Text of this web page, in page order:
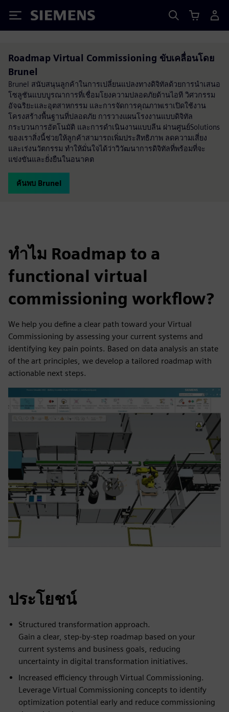
Siemens
Roadmap Virtual Commissioning ขับเคลื่อนโดย
Brunel
Brunel สนับสนุนลูกค้าในการเปลี่ยนแปลงทางดิจิทัลด้วยการนำเสนอ
โซลูชันแบบบูรณาการที่เชื่อมโยงความปลอดภัยด้านไอที วิศวกรรม
อัจฉริยะและอุตสาหกรรม และการจัดการคุณภาพเราเปิดใช้งาน
โครงสร้างพื้นฐานที่ปลอดภัย การวางแผนโรงงานแบบดิจิทัล
กระบวนการอัตโนมัติ และการดำเนินงานแบบลีน ผ่านศูนย์Solutions
ของเราสิ่งนี้ช่วยให้ลูกค้าสามารถเพิ่มประสิทธิภาพ ลดความเสี่ยง
และเร่งนวัตกรรม ทำให้มั่นใจได้ว่าวิวัฒนาการดิจิทัลที่พร้อมที่จะ
แข่งขันและยั่งยืนในอนาคต
ค้นพบ Brunel
ทำไม Roadmap to a
functional virtual
commissioning workflow?
We help you define a clear path toward your Virtual
Commissioning by assessing your current systems and
identifying key pain points. Based on data analysis an state
of the art principles, we develop a tailored roadmap with
actionable next steps.
ประโยชน์
Structured transformation approach.
Gain a clear, step-by-step roadmap based on your
current systems and business goals, reducing
uncertainty in digital transformation initiatives.
Increased efficiency through Virtual Commissioning.
Leverage Virtual Commissioning concepts to identify
optimization potential early and reduce commissioning